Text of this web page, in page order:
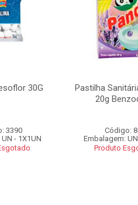
30G
3390
- 1X1UN
Pastilha
20g
Código:
Embalagem:
Produto